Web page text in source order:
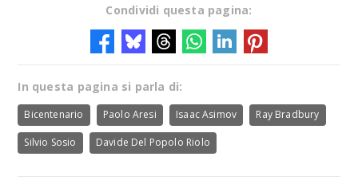
Condividi questa pagina:
In questa pagina si parla di:
Bicentenario Paolo Aresi Isaac Asimov Ray Bradbury
Silvio Sosio Davide Del Popolo Riolo